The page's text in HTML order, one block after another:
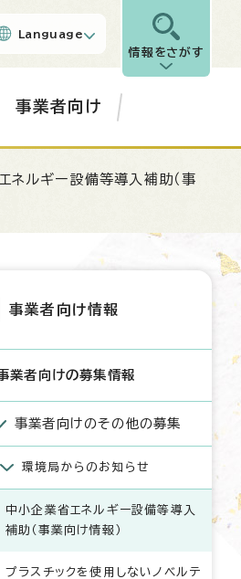
Language
情報をさがす
事業者向け
ネルギー設備等導入補助（事
事業者向け情報
業者向けの募集情報
事業者向けのその他の募集
環境局からのお知らせ
中小企業省エネルギー設備等導入
補助（事業向け情報）
プラスチックを使用しないノベルテ